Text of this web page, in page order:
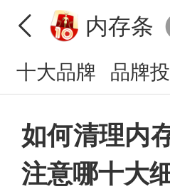
内存条
十大品牌 品牌
如何清理内
注意哪十大